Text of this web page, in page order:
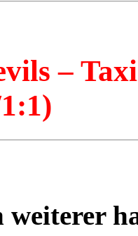
–
weiterer